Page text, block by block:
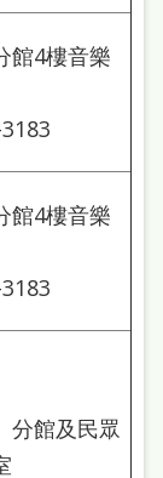
館4樓音樂
館4樓音樂
分館及民眾